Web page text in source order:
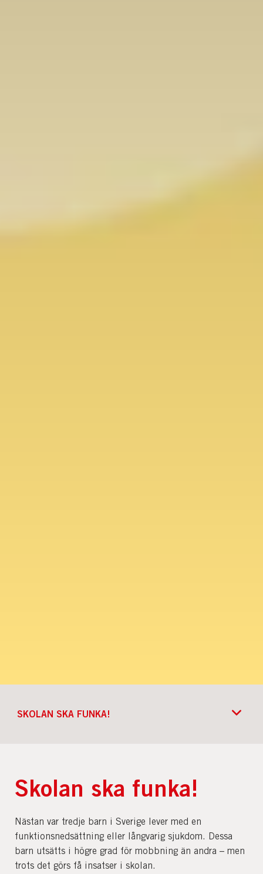
SKOLAN SKA FUNKA!
Skolan ska funka!
Nästan var tredje barn i Sverige lever med en
funktionsnedsättning eller långvarig sjukdom. Dessa
barn utsätts i högre grad för mobbning än andra – men
trots det görs få insatser i skolan.